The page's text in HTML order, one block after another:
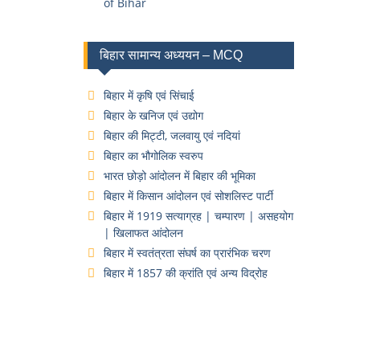
बिहार सामान्य अध्ययन – MCQ
बिहार में कृषि एवं सिंचाई
बिहार के खनिज एवं उद्योग
बिहार की मिट्टी, जलवायु एवं नदियां
बिहार का भौगोलिक स्वरुप
भारत छोड़ो आंदोलन में बिहार की भूमिका
बिहार में किसान आंदोलन एवं सोशलिस्ट पार्टी
बिहार में 1919 सत्याग्रह | चम्पारण | असहयोग
| खिलाफत आंदोलन
बिहार में स्वतंत्रता संघर्ष का प्रारंभिक चरण
बिहार में 1857 की क्रांति एवं अन्य विद्रोह